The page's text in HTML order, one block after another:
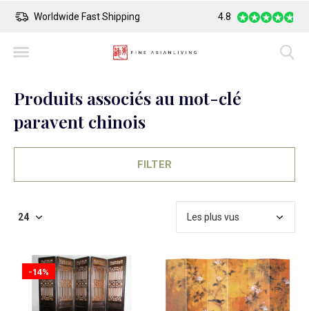
Safe Payment Largest Collection
4.8
Produits associés au mot-clé
paravent chinois
FILTER
-14%